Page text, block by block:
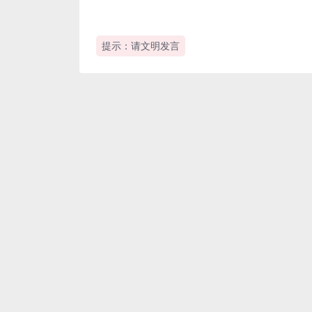
提示：请文明发言